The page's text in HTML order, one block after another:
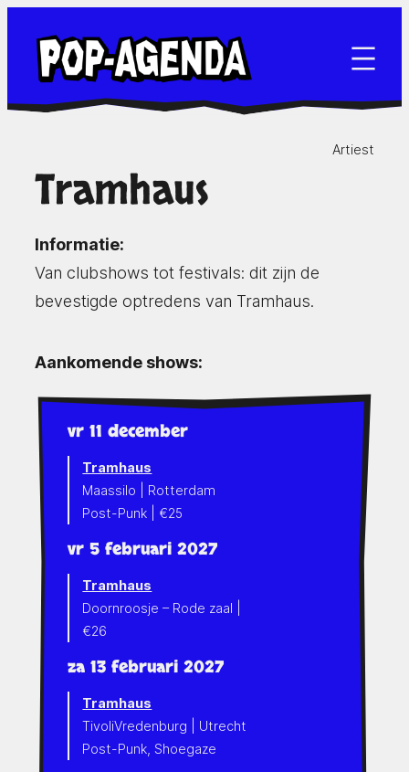
naar
inhoud
Artiest
Tramhaus
Informatie:
Van clubshows tot festivals: dit zijn de
bevestigde optredens van Tramhaus.
Aankomende shows:
vr 11 december
Tramhaus
Maassilo | Rotterdam
Post-Punk | €25
vr 5 februari 2027
Tramhaus
Doornroosje – Rode zaal |
€26
za 13 februari 2027
Tramhaus
TivoliVredenburg | Utrecht
Post-Punk, Shoegaze